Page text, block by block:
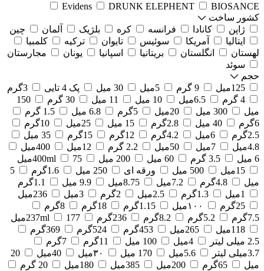
Evidens
DRUNK ELEPHENT
BIOSANCE
کشور ساخت
ژاپن
کانادا فرانسه کره بلژیک آلمان
چین
ایتالیا
آمریکا سوئیس تایوان ترکیه
کلمبیا
لهستان
انگلستان بریتانیا اسپانیا یونان
مجارستان
سوئد
حجم
125میل
9 گرم 5میل 30 میل پک 4 تایی
3گرم
4 گرم
6.5میل 10 میل 11 میل 30 گرم
150
میل
300 میل 20میل 5گرم 6.8 میل
1.5 گرم
6گرم
40 میل 2.8گرم 15 میل 25میل
10گرم
2.5گرم
6میل 4.2گرم 12گرم 15گرم
35 میل
4.8میل
7میل 50میل 2.2 گرم 12میل
400میل
6 میل
3.5 گرم 60 میل 200 میل 400ml
75میل
15میل
500 میل ورقه ای 250 میل 1.6گرم
5
میل
4.8گرم 7.2میل 8.75میل 9.9 میل
1.1گرم
1میل
1.3گرم 2.5میل 2گرم 3میل
236میل
25گرم
۱۰۰میل 1.15گرم 18گرم
8گرم
7.5گرم
5.2گرم 8.2گرم 236گرم 237ml
177میل
118میل
265میل 453گرم 524گرم
369گرم
2.5 میلی لیتر
4میل 100 میل 11گرم
7گرم
3.7میلی لیتر
5.6میل 170 میل ۳۰میل 40میل
20
میل
65گرم 200میل 385میل 180میل
20 گرم